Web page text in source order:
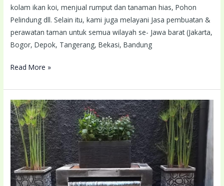
kolam ikan koi, menjual rumput dan tanaman hias, Pohon
Pelindung dll. Selain itu, kami juga melayani Jasa pembuatan &
perawatan taman untuk semua wilayah se- Jawa barat (Jakarta,
Bogor, Depok, Tangerang, Bekasi, Bandung
Read More »
Tukang
Taman
Sawangan
Terdekat
Lokasi
Anda